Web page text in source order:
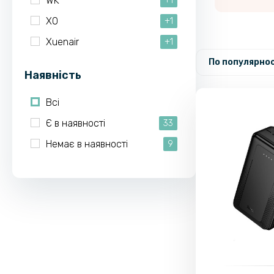
XO +1
Xuenair +1
Наявність
Всі
Є в наявності
33
Немає в наявності 9
По